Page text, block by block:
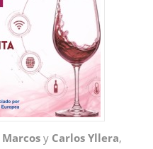
Marcos y Carlos Yllera,